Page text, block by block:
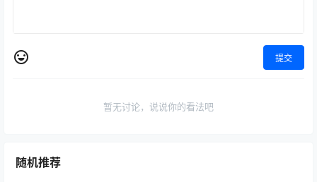
提交
暂无讨论，说说你的看法吧
随机推荐